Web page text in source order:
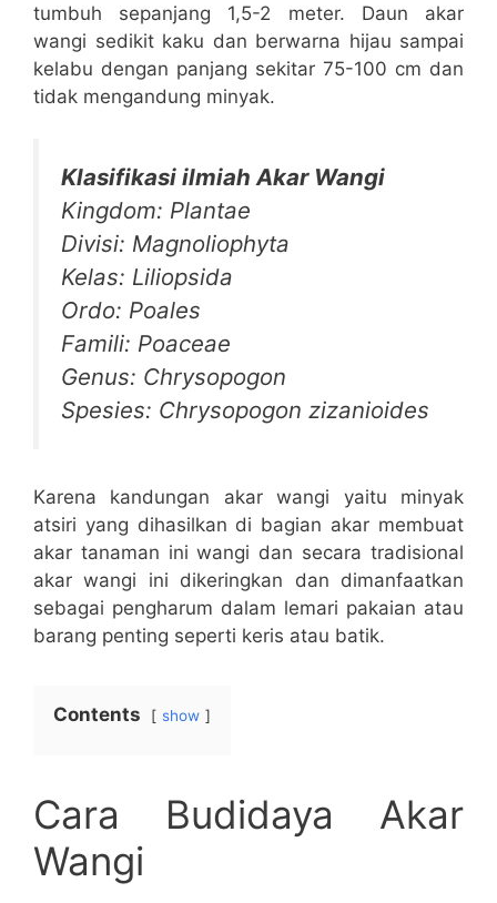
tumbuh sepanjang 1,5-2 meter. Daun akar
wangi sedikit kaku dan berwarna hijau sampai
kelabu dengan panjang sekitar 75-100 cm dan
tidak mengandung minyak.
Klasifikasi ilmiah Akar Wangi
Kingdom: Plantae
Divisi: Magnoliophyta
Kelas: Liliopsida
Ordo: Poales
Famili: Poaceae
Genus: Chrysopogon
Spesies: Chrysopogon zizanioides
Karena kandungan akar wangi yaitu minyak
atsiri yang dihasilkan di bagian akar membuat
akar tanaman ini wangi dan secara tradisional
akar wangi ini dikeringkan dan dimanfaatkan
sebagai pengharum dalam lemari pakaian atau
barang penting seperti keris atau batik.
Contents show
Cara Budidaya Akar
Wangi